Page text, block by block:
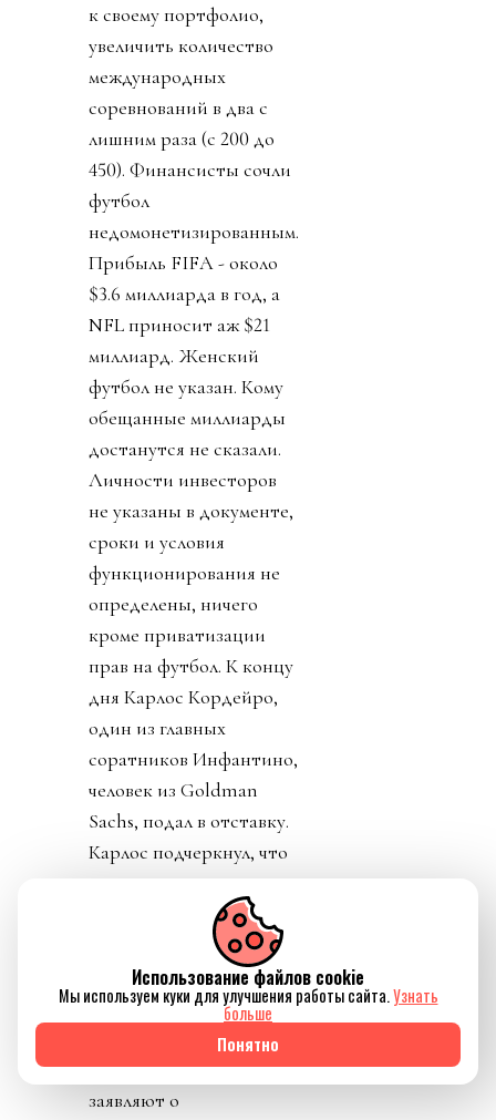
к своему портфолио,
увеличить количество
международных
соревнований в два с
лишним раза (с 200 до
450). Финансисты сочли
футбол
недомонетизированным.
Прибыль FIFA - около
$3.6 миллиарда в год, а
NFL приносит аж $21
миллиард. Женский
футбол не указан. Кому
обещанные миллиарды
достанутся не сказали.
Личности инвесторов
не указаны в документе,
сроки и условия
функционирования не
определены, ничего
кроме приватизации
прав на футбол. К концу
дня Карлос Кордейро,
один из главных
соратников Инфантино,
человек из Goldman
Sachs, подал в отставку.
Карлос подчеркнул, что
что план приватизации
футбола вреден и
должен быть отвергнут.
Политики уровня
премьер-министра
Великобритании
заявляют о
Использование файлов cookie
Мы используем куки для улучшения работы сайта.Узнать
больше
Понятно